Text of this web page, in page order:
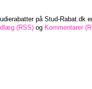
på Stud-Rabat.dk
(RSS) og Kommentarer